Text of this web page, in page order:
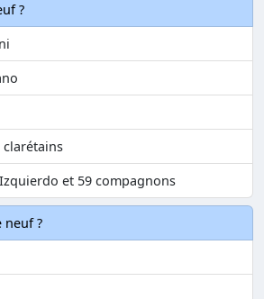
?
et 59 compagnons
neuf ?